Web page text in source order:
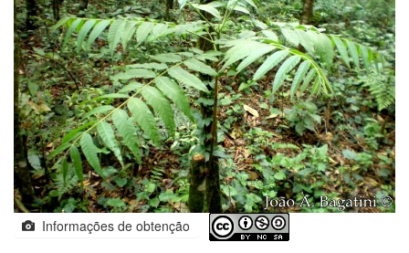
Informações de obtenção